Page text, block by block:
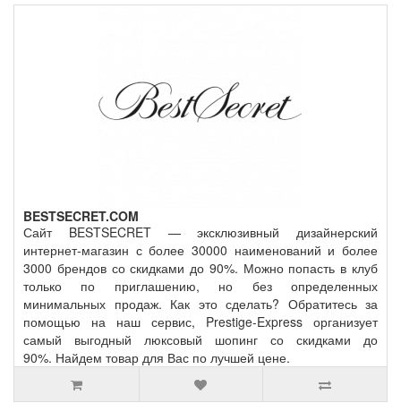
BESTSECRET.COM
Сайт BESTSECRET — эксклюзивный дизайнерский
интернет-магазин с более 30000 наименований и более
3000 брендов со скидками до 90%. Можно попасть в клуб
только по приглашению, но без определенных
минимальных продаж. Как это сделать? Обратитесь за
помощью на наш сервис, Prestige-Express организует
самый выгодный люксовый шопинг со скидками до
90%. Найдем товар для Вас по лучшей цене.